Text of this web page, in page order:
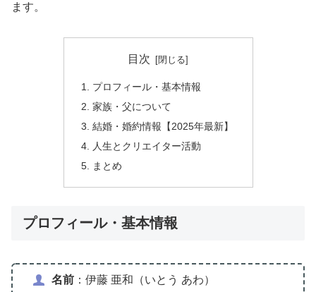
ます。
目次
プロフィール・基本情報
家族・父について
結婚・婚約情報【2025年最新】
人生とクリエイター活動
まとめ
プロフィール・基本情報
名前：伊藤 亜和（いとう あわ）